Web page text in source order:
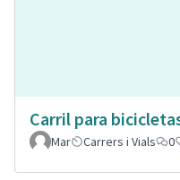
Carril para
Mar
Carrers i Vials 0